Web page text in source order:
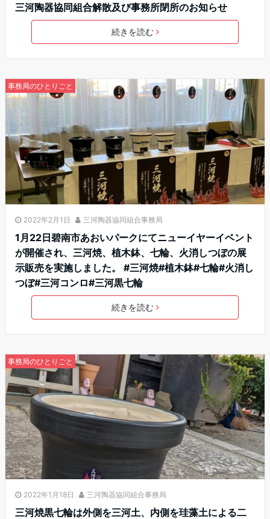
三河陶器協同組合解散及び事務所閉所のお知らせ
続きを読む
事務局のひとりごと
2022年2月1日 三河陶器協同組合事務局
1月22日碧南市あおいパークにてニューイヤーイベント
が開催され、三河焼、植木鉢、七輪、火消しつぼの展
示販売を実施しました。 #三河焼#植木鉢#七輪#火消し
つぼ#三河コンロ#三河黒七輪
続きを読む
事務局のひとりごと
2022年1月18日 三河陶器協同組合事務局
三河焼黒七輪は外側を三河土、内側を珪藻土による二